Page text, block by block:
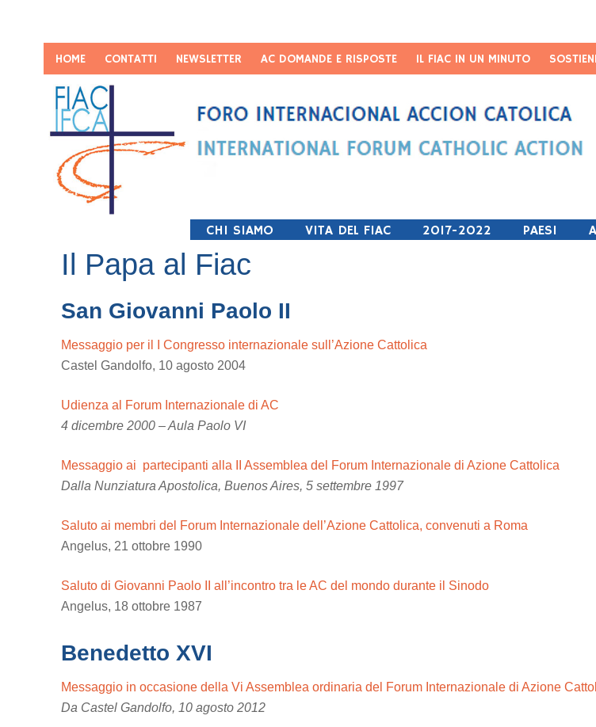
HOME CONTATTI NEWSLETTER AC DOMANDE E RISPOSTE IL FIAC IN UN MINUTO
CHI SIAMO VITA DEL FIAC 2017-2022 PAESI
Il Papa al Fiac
San Giovanni Paolo II
Messaggio per il I Congresso internazionale sull’Azione Cattolica
Castel Gandolfo, 10 agosto 2004
Udienza al Forum Internazionale di AC
4 dicembre 2000 – Aula Paolo VI
Messaggio ai partecipanti alla II Assemblea del Forum Internazionale di Azione Cattolica
Dalla Nunziatura Apostolica, Buenos Aires, 5 settembre 1997
Saluto ai membri del Forum Internazionale dell’Azione Cattolica, convenuti a Roma
Angelus, 21 ottobre 1990
Saluto di Giovanni Paolo II all’incontro tra le AC del mondo durante il Sinodo
Angelus, 18 ottobre 1987
Benedetto XVI
Messaggio in occasione della Vi Assemblea ordinaria del Forum Internazionale di Azione
Da Castel Gandolfo, 10 agosto 2012
Password